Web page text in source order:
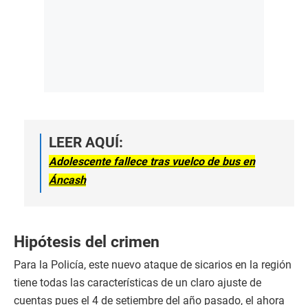
LEER AQUÍ:
Adolescente fallece tras vuelco de bus en
Áncash
Hipótesis del crimen
Para la Policía, este nuevo ataque de sicarios en la región
tiene todas las características de un claro ajuste de
cuentas pues el 4 de setiembre del año pasado, el ahora